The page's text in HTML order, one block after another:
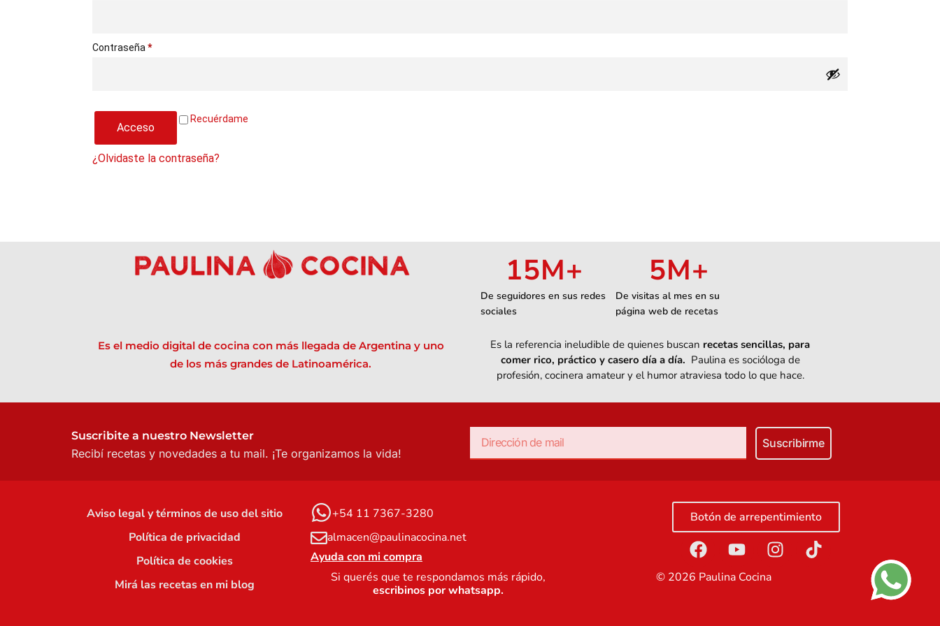
Contraseña *
Recuérdame
Acceso
¿Olvidaste la contraseña?
De seguidores en sus redes
sociales
15M+
De visitas al mes en su
página web de recetas
5M+
Es el medio digital de cocina con más llegada de Argentina y uno
de los más grandes de Latinoamérica.
Es la referencia ineludible de quienes buscan recetas sencillas, para
comer rico, práctico y casero día a día. Paulina es socióloga de
profesión, cocinera amateur y el humor atraviesa todo lo que hace.
Suscribite a nuestro Newsletter
Recibí recetas y novedades a tu mail. ¡Te organizamos la vida!
Suscribirme
Aviso legal y términos de uso del sitio
Política de privacidad
Política de cookies
Mirá las recetas en mi blog
+54 11 7367-3280
almacen@paulinacocina.net
Ayuda con mi compra
Si querés que te respondamos más rápido,
escribinos por whatsapp.
Botón de arrepentimiento
© 2026 Paulina Cocina